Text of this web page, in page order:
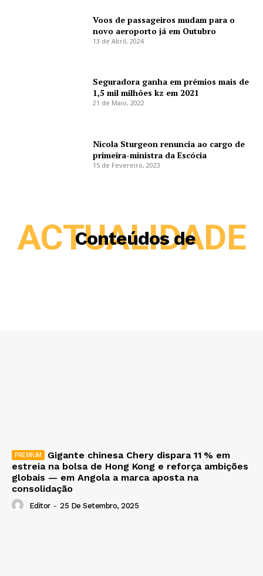
Voos de passageiros mudam para o
novo aeroporto já em Outubro
13 de Abril, 2024
Seguradora ganha em prémios mais de
1,5 mil milhões kz em 2021
21 de Maio, 2022
Nicola Sturgeon renuncia ao cargo de
primeira-ministra da Escócia
15 de Fevereiro, 2023
Conteúdos de
ACTUALIDADE
Gigante chinesa Chery dispara 11 % em
estreia na bolsa de Hong Kong e reforça ambições
globais — em Angola a marca aposta na
consolidação
Editor - 25 De Setembro, 2025